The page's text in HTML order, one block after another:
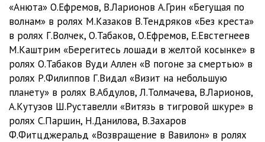
01_01_11 07:22
01_01_12 08:22
01_01_13 10:37
01_01_14
mudromer
Мудромер
1:46:25
na dne
«Анюта» О.Ефремов, В.Ларионов А.Грин «Бегущая по
волнам» в ролях М.Казаков В.Тендряков «Без креста»
в ролях Г.Волчек, О.Табаков, О.Ефремов, Е.Евстегнеев
М.Каштрим «Берегитесь лошади в желтой косынке» в
ролях О.Табаков Вуди Аллен «В погоне за смертью» в
ролях Р.Филиппов Г.Видал «Визит на небольшую
планету» в ролях В.Абдулов, Л.Толмачева, В.Ларионов,
А.Кутузов Ш.Руставелли «Витязь в тигровой шкуре» в
ролях С.Паршин, Н.Данилова, В.Захаров
Ф.Фитцджеральд «Возвращение в Вавилон» в ролях